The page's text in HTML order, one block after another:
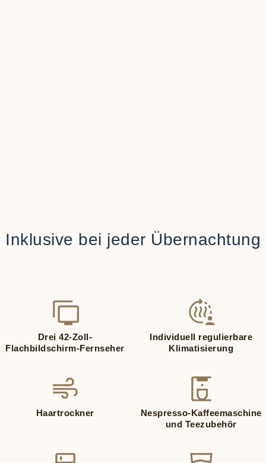
Inklusive bei jeder Übernachtung
Drei 42-Zoll-
Flachbildschirm-Fernseher
Individuell regulierbare
Klimatisierung
Haartrockner
Nespresso-Kaffeemaschine
und Teezubehör